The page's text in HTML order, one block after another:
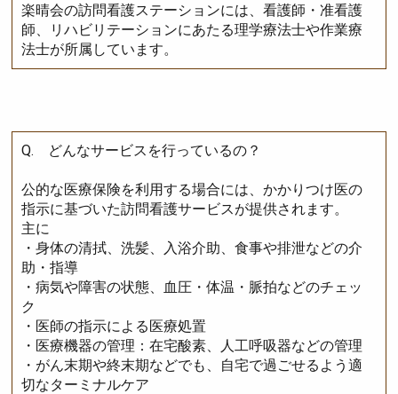
楽晴会の訪問看護ステーションには、看護師・准看護
師、リハビリテーションにあたる理学療法士や作業療
法士が所属しています。
Q. どんなサービスを行っているの？
公的な医療保険を利用する場合には、かかりつけ医の
指示に基づいた訪問看護サービスが提供されます。
主に
・身体の清拭、洗髪、入浴介助、食事や排泄などの介
助・指導
・病気や障害の状態、血圧・体温・脈拍などのチェッ
ク
・医師の指示による医療処置
・医療機器の管理：在宅酸素、人工呼吸器などの管理
・がん末期や終末期などでも、自宅で過ごせるよう適
切なターミナルケア